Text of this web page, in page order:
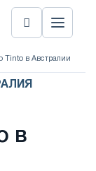
Tinto в Австралии
в